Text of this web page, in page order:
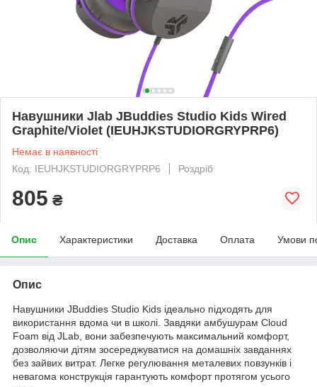
Навушники Jlab JBuddies Studio Kids Wired
Graphite/Violet (IEUHJKSTUDIORGRYPRP6)
Немає в наявності
Код: IEUHJKSTUDIORGRYPRP6
Роздріб
805 ₴
Опис Характеристики Доставка Оплата Умови
Опис
Навушники JBuddies Studio Kids ідеально підходять для
використання вдома чи в школі. Завдяки амбушурам Cloud
Foam від JLab, вони забезпечують максимальний комфорт,
дозволяючи дітям зосереджуватися на домашніх завданнях
без зайвих витрат. Легке регулювання металевих повзунків і
невагома конструкція гарантують комфорт протягом усього